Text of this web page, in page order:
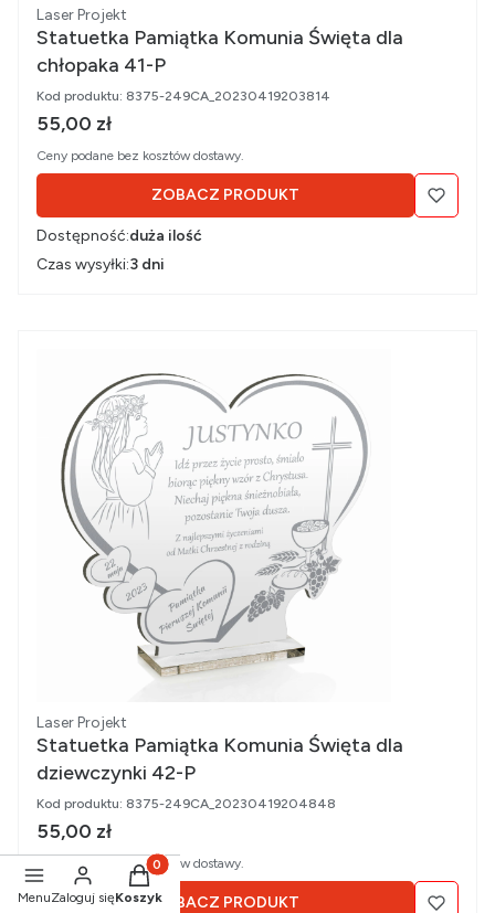
Producent
Laser Projekt
Statuetka Pamiątka Komunia Święta dla
chłopaka 41-P
Kod produktu: 8375-249CA_20230419203814
Cena brutto
55,00 zł
Ceny podane bez kosztów dostawy.
ZOBACZ PRODUKT
Dostępność:duża ilość
Czas wysyłki:3 dni
Producent
Laser Projekt
Statuetka Pamiątka Komunia Święta dla
dziewczynki 42-P
Kod produktu: 8375-249CA_20230419204848
Cena brutto
55,00 zł
Ceny podane bez kosztów dostawy.
ZOBACZ PRODUKT
MenuZaloguj się
Produkty w koszyku: 0. Zobacz szczegóły
Koszyk